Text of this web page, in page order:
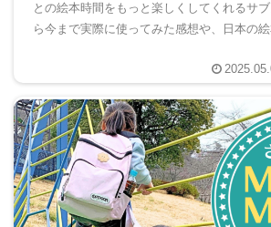
との絵本時間をもっと楽しくしてくれるサ
ら今まで実際に使ってみた感想や、日本の